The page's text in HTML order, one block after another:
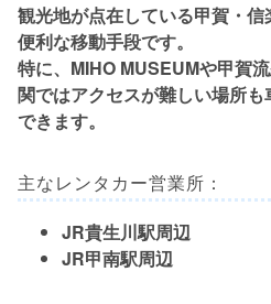
観光地が点在している甲賀・
便利な移動手段です。
特に、MIHO MUSEUMや甲賀
関ではアクセスが難しい場所
できます。
主なレンタカー営業所：
JR貴生川駅周辺
JR甲南駅周辺